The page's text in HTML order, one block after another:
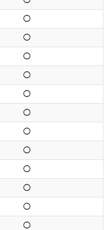
◯
◯
◯
◯
◯
◯
◯
◯
◯
◯
◯
◯